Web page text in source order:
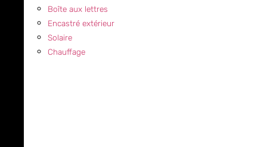
Boîte aux lettres
Encastré extérieur
Solaire
Chauffage